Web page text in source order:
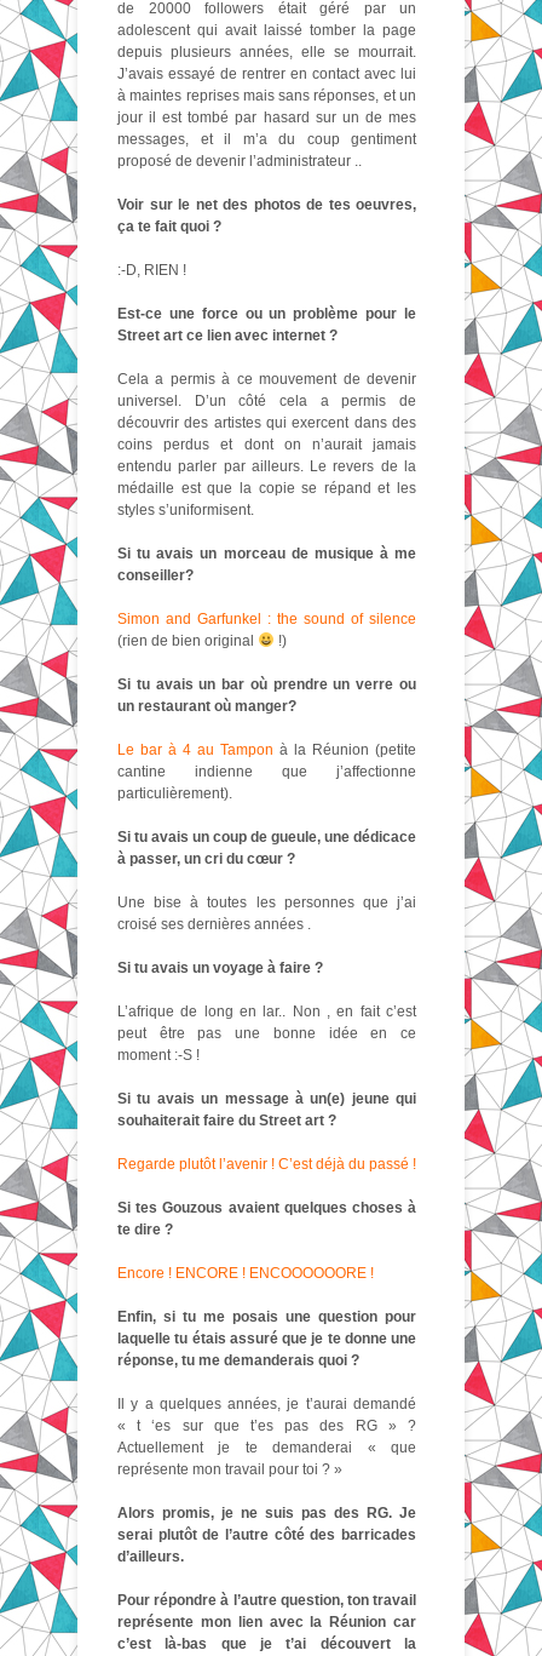
de 20000 followers était géré par un
adolescent qui avait laissé tomber la page
depuis plusieurs années, elle se mourrait.
J’avais essayé de rentrer en contact avec lui
à maintes reprises mais sans réponses, et un
jour il est tombé par hasard sur un de mes
messages, et il m’a du coup gentiment
proposé de devenir l’administrateur ..
Voir sur le net des photos de tes oeuvres,
ça te fait quoi ?
:-D, RIEN !
Est-ce une force ou un problème pour le
Street art ce lien avec internet ?
Cela a permis à ce mouvement de devenir
universel. D’un côté cela a permis de
découvrir des artistes qui exercent dans des
coins perdus et dont on n’aurait jamais
entendu parler par ailleurs. Le revers de la
médaille est que la copie se répand et les
styles s’uniformisent.
Si tu avais un morceau de musique à me
conseiller?
Simon and Garfunkel : the sound of silence
(rien de bien original
!)
Si tu avais un bar où prendre un verre ou
un restaurant où manger?
Le bar à 4 au Tampon à la Réunion (petite
cantine indienne que j’affectionne
particulièrement).
Si tu avais un coup de gueule, une dédicace
à passer, un cri du cœur ?
Une bise à toutes les personnes que j’ai
croisé ses dernières années .
Si tu avais un voyage à faire ?
L’afrique de long en lar.. Non , en fait c’est
peut être pas une bonne idée en ce
moment :-S !
Si tu avais un message à un(e) jeune qui
souhaiterait faire du Street art ?
Regarde plutôt l’avenir ! C’est déjà du passé !
Si tes Gouzous avaient quelques choses à
te dire ?
Encore ! ENCORE ! ENCOOOOOORE !
Enfin, si tu me posais une question pour
laquelle tu étais assuré que je te donne une
réponse, tu me demanderais quoi ?
Il y a quelques années, je t’aurai demandé
« t ‘es sur que t’es pas des RG » ?
Actuellement je te demanderai « que
représente mon travail pour toi ? »
Alors promis, je ne suis pas des RG. Je
serai plutôt de l’autre côté des barricades
d’ailleurs.
Pour répondre à l’autre question, ton travail
représente mon lien avec la Réunion car
c’est là-bas que je t’ai découvert la